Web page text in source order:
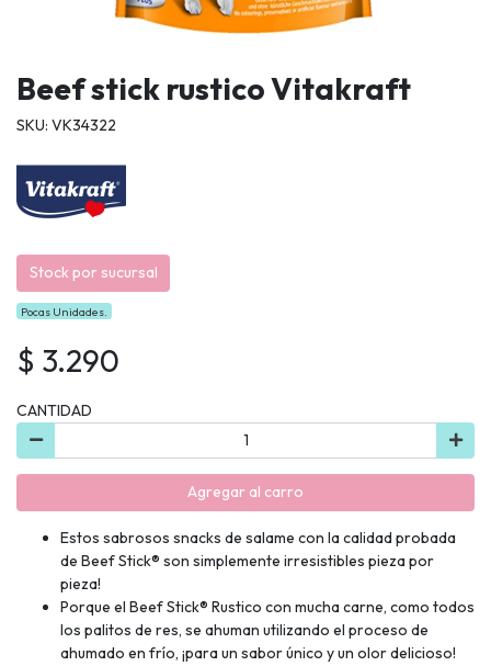
Beef stick rustico Vitakraft
SKU: VK34322
Stock por sucursal
Pocas Unidades.
$ 3.290
CANTIDAD
Agregar al carro
Estos sabrosos snacks de salame con la calidad probada
de Beef Stick® son simplemente irresistibles pieza por
pieza!
Porque el Beef Stick® Rustico con mucha carne, como todos
los palitos de res, se ahuman utilizando el proceso de
ahumado en frío, ¡para un sabor único y un olor delicioso!